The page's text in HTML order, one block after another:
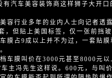
有汽车美容装饰商这样狮子大开
行业多年的业内人士向记者透
但贴上美国标签，仅一张前挡
膜占9成以上并不为过，一套贴
膜叫价在3000元甚至8000元以
主冯先生这样说。600元，与叫